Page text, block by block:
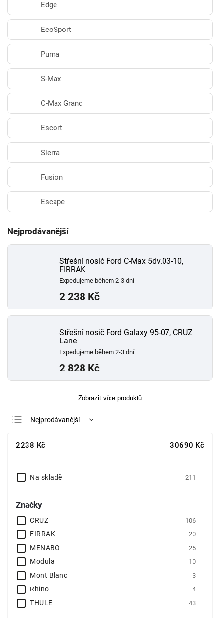
Edge
EcoSport
Puma
S-Max
C-Max Grand
Escort
Sierra
Fusion
Escape
Nejprodávanější
Střešní nosič Ford C-Max 5dv.03-10,
FIRRAK
Expedujeme během 2-3 dní
2 238 Kč
Střešní nosič Ford Galaxy 95-07, CRUZ
Lane
Expedujeme během 2-3 dní
2 828 Kč
Zobrazit více produktů
Nejprodávanější
2238 Kč 30690 Kč
Na skladě 211
Značky
CRUZ 106
FIRRAK 20
MENABO 25
Modula 10
Mont Blanc 3
Rhino 4
THULE 43